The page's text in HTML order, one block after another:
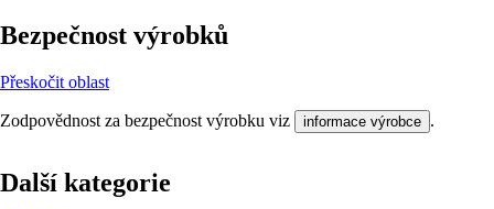
Bezpečnost výrobků
Přeskočit oblast
Zodpovědnost za bezpečnost výrobku viz informace výrobce .
Další kategorie